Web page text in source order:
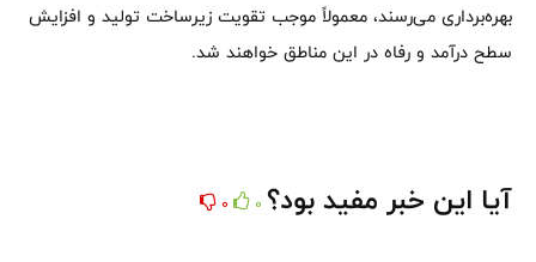
بهره‌برداری می‌رسند، معمولاً موجب تقویت زیرساخت تولید و افزایش
سطح درآمد و رفاه در این مناطق خواهند شد.
آیا این خبر مفید بود؟ 0
0